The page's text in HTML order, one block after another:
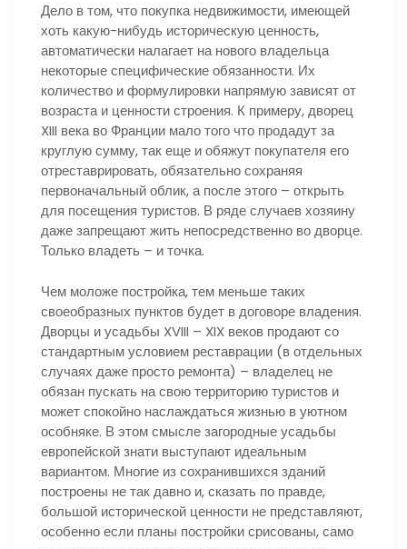
Дело в том, что покупка недвижимости, имеющей
хоть какую-нибудь историческую ценность,
автоматически налагает на нового владельца
некоторые специфические обязанности. Их
количество и формулировки напрямую зависят от
возраста и ценности строения. К примеру, дворец
XIII века во Франции мало того что продадут за
круглую сумму, так еще и обяжут покупателя его
отреставрировать, обязательно сохраняя
первоначальный облик, а после этого – открыть
для посещения туристов. В ряде случаев хозяину
даже запрещают жить непосредственно во дворце.
Только владеть – и точка.
Чем моложе постройка, тем меньше таких
своеобразных пунктов будет в договоре владения.
Дворцы и усадьбы XVIII – XIX веков продают со
стандартным условием реставрации (в отдельных
случаях даже просто ремонта) – владелец не
обязан пускать на свою территорию туристов и
может спокойно наслаждаться жизнью в уютном
особняке. В этом смысле загородные усадьбы
европейской знати выступают идеальным
вариантом. Многие из сохранившихся зданий
построены не так давно и, сказать по правде,
большой исторической ценности не представляют,
особенно если планы постройки срисованы, само